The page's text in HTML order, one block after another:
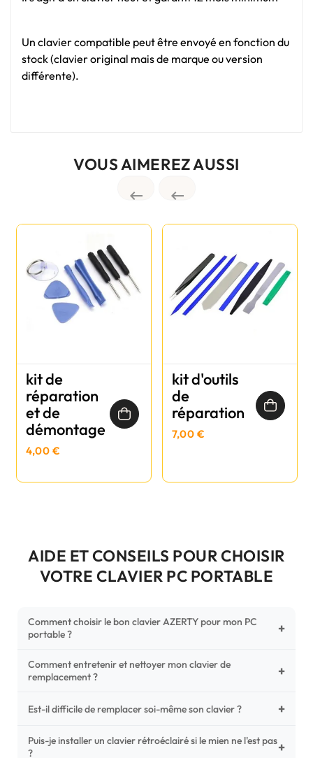
Un clavier compatible peut être envoyé en fonction du
stock (clavier original mais de marque ou version
différente).
VOUS AIMEREZ AUSSI
 
kit de
réparation
et de
démontage
4,00 €
kit d'outils
de
réparation
7,00 €
AIDE ET CONSEILS POUR CHOISIR
VOTRE CLAVIER PC PORTABLE
Comment choisir le bon clavier AZERTY pour mon PC
portable ?
+
Pour ne pas vous tromper, vérifiez trois points critiques sur
votre clavier d'origine : la disposition (AZERTY Français), la
photos HD) et l'emplacement des fixations (vis ou clips) au
Comment entretenir et nettoyer mon clavier de
remplacement ?
+
Un entretien régulier prolonge la vie de vos touches.
poussières sous les mécanismes. Pour le nettoyage,
privilégiez un chiffon microfibre très légèrement humide.
Est-il difficile de remplacer soi-même son clavier ? +
C'est une réparation accessible et très économique ! La
Puis-je installer un clavier rétroéclairé si le mien ne l'est pas
?
+